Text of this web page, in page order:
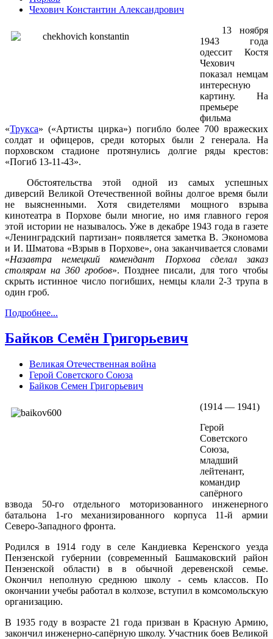
Чехович Константин Александрович
13 ноября
1943 года
одессит Костя
Чехович
показал немцам
интересную
картину. На
премьере
фильма
«Трукса» («Артисты цирка») погибло более 700 вражеских
солдат и офицеров, среди которых были 2 генерала. На
порховском стадионе протянулись долгие ряды крестов:
«Погиб 13-11-43».
Обстоятельства этой одной из самых успешных
диверсий Великой Отечественной войны долгое время были
не выясненными. Хотя свидетелями мощного взрыва
кинотеатра в Порхове были многие, но имя главного героя
этой истории не называлось. Уже в декабре 1943 года в газете
«Ленинградский партизан» появляется заметка В. Экономова
и И. Шматова «Взрыв в Порхове», она заканчивается словами
«Назавтра немецкий комендант Порхова сделал заказ
столярам на 360 гробов». Позднее писали, для того чтобы
скрыть истинное число погибших, немцы клали 2-3 трупа в
один гроб.
Подробнее...
Байков Семён Григорьевич
Великая Отечественная война
Герой Советского Союза
Байков Семен Григорьевич
(1914 — 1941)
Герой
Советского
Союза,
младший
лейтенант,
командир
сапёрного
взвода 50-го отдельного моторизованного инженерного
батальона 1-го механизированного корпуса 11-й армии
Северо-Западного фронта.
Родился в 1914 году в селе Кандиевка Керенского уезда
Пензенской губернии (современный Башмаковский район
Пензенской области) в в обычной деревенской семье.
Окончил неполную среднюю школу - семь классов. По
окончании учебы работал в колхозе, вступил в комсомольскую
организацию.
В 1935 году в возрасте 21 года призван в Красную Армию,
закончил инженерно-сапёрную школу. Участник боев Великой